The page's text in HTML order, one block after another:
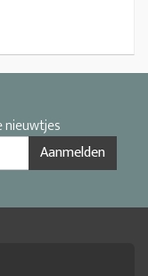
nieuwtjes
Aanmelden